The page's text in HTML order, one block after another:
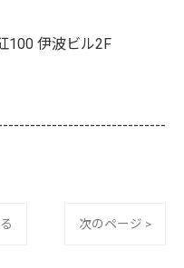
100 伊波ビル2F
次のページ >